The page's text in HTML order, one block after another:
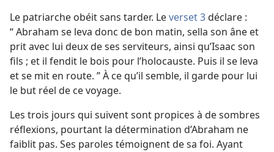
Le patriarche obéit sans tarder. Leverset 3déclare :
“ Abraham se leva donc de bon matin, sella son âne et
prit avec lui deux de ses serviteurs, ainsi qu’Isaac son
fils ; et il fendit le bois pour l’holocauste. Puis il se leva
et se mit en route. ” À ce qu’il semble, il garde pour lui
le but réel de ce voyage.
Les trois jours qui suivent sont propices à de sombres
réflexions, pourtant la détermination d’Abraham ne
faiblit pas. Ses paroles témoignent de sa foi. Ayant